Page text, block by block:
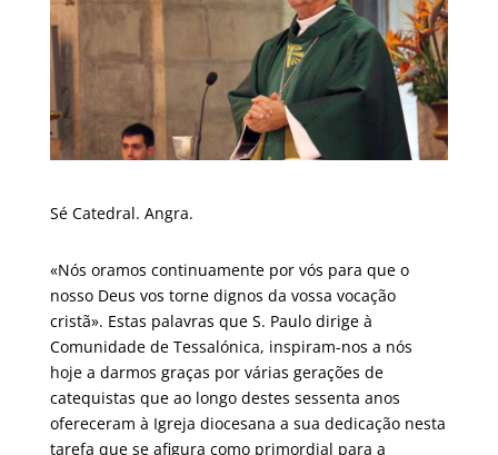
Sé Catedral. Angra.
«Nós oramos continuamente por vós para que o
nosso Deus vos torne dignos da vossa vocação
cristã». Estas palavras que S. Paulo dirige à
Comunidade de Tessalónica, inspiram-nos a nós
hoje a darmos graças por várias gerações de
catequistas que ao longo destes sessenta anos
ofereceram à Igreja diocesana a sua dedicação nesta
tarefa que se afigura como primordial para a